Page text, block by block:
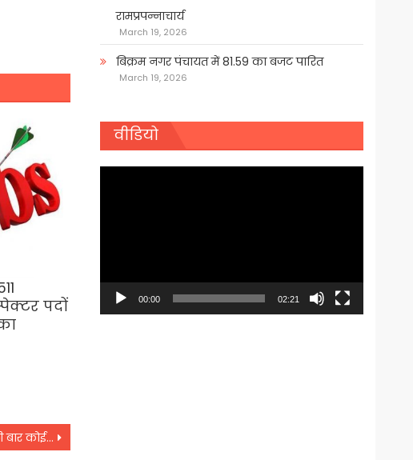
पदों
पाकिस्तान में पहली बार कोई हिंदू बना लेफ्टिनेंट कर्नल,
रामप्रपन्नाचार्य
March 19, 2026
बिक्रम नगर पंचायत में 81.59 का बजट पारित
March 19, 2026
वीडियो
00:00 02:21